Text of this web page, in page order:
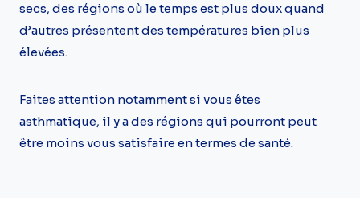
secs, des régions où le temps est plus doux quand
d’autres présentent des températures bien plus
élevées.
Faites attention notamment si vous êtes
asthmatique, il y a des régions qui pourront peut
être moins vous satisfaire en termes de santé.